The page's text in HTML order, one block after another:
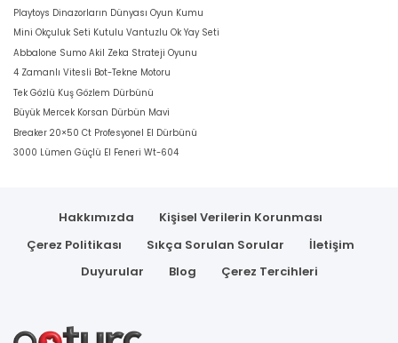
Playtoys Dinazorların Dünyası Oyun Kumu
Mini Okçuluk Seti Kutulu Vantuzlu Ok Yay Seti
Abbalone Sumo Akil Zeka Strateji Oyunu
4 Zamanlı Vitesli Bot-Tekne Motoru
Tek Gözlü Kuş Gözlem Dürbünü
Büyük Mercek Korsan Dürbün Mavi
Breaker 20×50 Ct Profesyonel El Dürbünü
3000 Lümen Güçlü El Feneri Wt-604
Hakkımızda
Kişisel Verilerin Korunması
Çerez Politikası
Sıkça Sorulan Sorular
İletişim
Duyurular
Blog Çerez Tercihleri